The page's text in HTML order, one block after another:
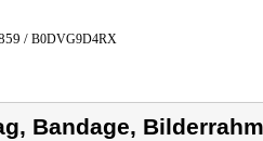
/ B0DVG9D4RX
Bandage,